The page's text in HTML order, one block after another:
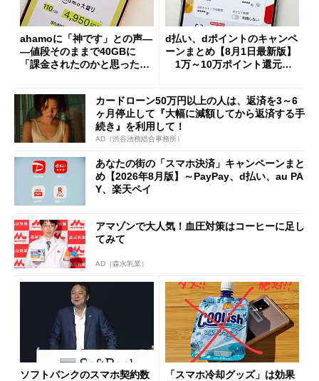
ahamoに「神です」との声―
―値段そのままで40GBに
「課金されたのかと思った」
d払い、dポイントのキャンペ
ーンまとめ【8月1日最新版】
1万～10万ポイント還元の
カードローン50万円以上の人は、返済を3～6
ヶ月停止して『大幅に減額してから返済する手
続き』を利用して！
AD（渋谷法務総合事務所）
あなたの街の「スマホ決済」キャンペーンまと
め【2026年8月版】～PayPay、d払い、au PA
Y、楽天ペイ
アマゾンで大人気！血圧対策はコーヒーに足し
てみて
AD（森永乳業）
ソフトバンクのスマホ契約数
「スマホ冷却グッズ」は効果